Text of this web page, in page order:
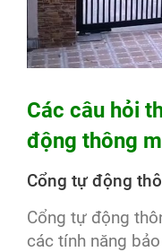
Các câu hỏi
động thông
Cổng tự động
Cổng tự động
các tính năng